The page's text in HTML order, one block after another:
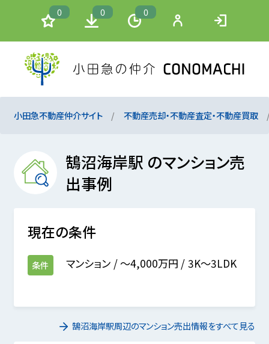
0 0 0
小田急不動産仲介サイト 不動産売却・不動産査定・不動産買取
鵠沼海岸駅 のマンション売
出事例
現在の条件
条件 マンション ～4,000万円 3K～3LDK
鵠沼海岸駅周辺のマンション売出情報をすべて見る